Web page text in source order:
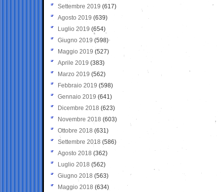
Settembre 2019 (617)
Agosto 2019 (639)
Luglio 2019 (654)
Giugno 2019 (598)
Maggio 2019 (527)
Aprile 2019 (383)
Marzo 2019 (562)
Febbraio 2019 (598)
Gennaio 2019 (641)
Dicembre 2018 (623)
Novembre 2018 (603)
Ottobre 2018 (631)
Settembre 2018 (586)
Agosto 2018 (362)
Luglio 2018 (562)
Giugno 2018 (563)
Maggio 2018 (634)